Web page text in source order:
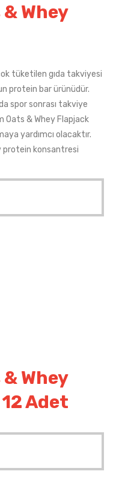
Whey
tüketilen gıda takviyesi
protein bar ürünüdür.
spor sonrası takviye
& Whey Flapjack
yardımcı olacaktır.
protein konsantresi
Whey
Adet